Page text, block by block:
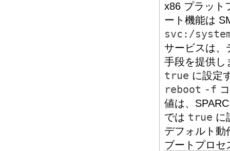
x86 プラット
ート機能は
svc:/
サービスは、
手段を提供し
true に設定
reboot -f
値は、
では true に
デフォルト動
ブートプロセ